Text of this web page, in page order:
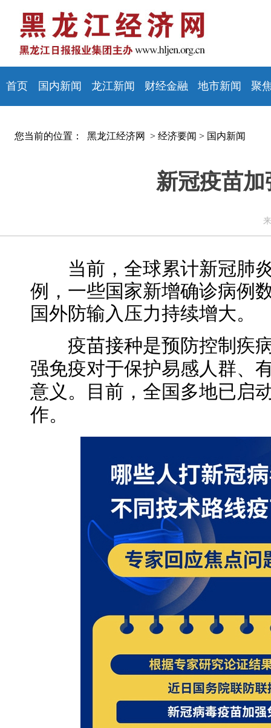
首页 国内新闻 龙江新闻 财经金融 地市新闻 聚
您当前的位置： 黑龙江经济网 > 经济要闻 > 国内新闻
新冠疫苗
当前，全球累计新冠肺
例，一些国家新增确诊病例
国外防输入压力持续增大。
疫苗接种是预防控制疾病
强免疫对于保护易感人群、
意义。目前，全国多地已启
作。